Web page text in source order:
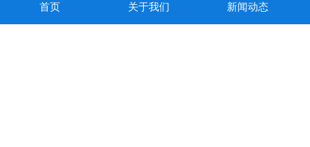
首页 关于我们 新闻动态